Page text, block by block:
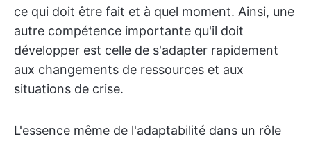
ce qui doit être fait et à quel moment. Ainsi, une
autre compétence importante qu'il doit
développer est celle de s'adapter rapidement
aux changements de ressources et aux
situations de crise.
L'essence même de l'adaptabilité dans un rôle